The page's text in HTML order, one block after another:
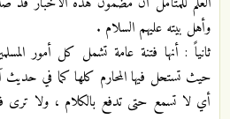
وأهل بيته عليهم السلام .
ثانياً : أنها فتنة عامة تشمل كل أمور
حيث تستحل فيها المحارم كلها كما في
أي لا تسمع حتى تدفع بالكلام ، ولا ترى